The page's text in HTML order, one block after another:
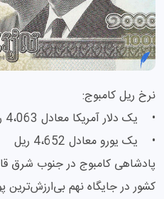
نرخ ریل کامبوج:
• یک دلار آمریکا معادل 4،063 ریل
• یک یورو معادل 4،652 ریل
پادشاهی کامبوج در جنوب شرق
کشور در جایگاه نهم بی‌ارزش‌ترین